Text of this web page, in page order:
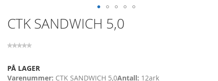
Skip
to
beginning
the
images
CTK SANDWICH 5,0
PÅ LAGER
Varenummer CTK SANDWICH 5,0Antall 12ark